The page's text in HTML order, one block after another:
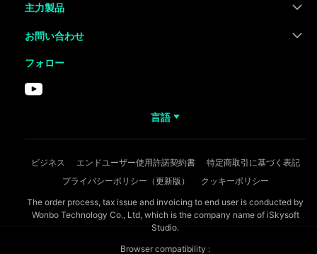
主力製品
お問い合わせ
フォロー
言語
ビジネス エンドユーザー使用許諾契約書
特定商取引に基づく表記
プライバシーポリシー（更新版）
クッキーポリシー
The order process, tax issue and invoicing to end user is conducted by
Wonbo Technology Co., Ltd, which is the company name of iSkysoft
Studio.
Browser compatibility :